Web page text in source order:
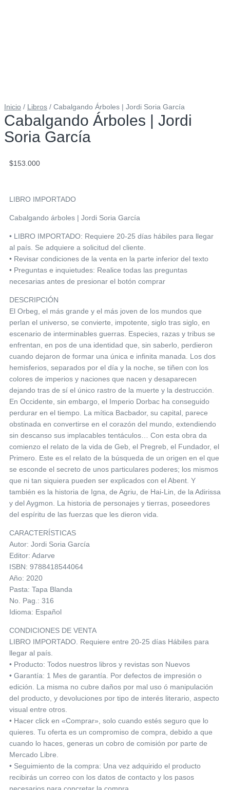
Inicio / Libros / Cabalgando Árboles | Jordi Soria García
Cabalgando Árboles | Jordi
Soria García
$153.000
LIBRO IMPORTADO
Cabalgando árboles | Jordi Soria García
• LIBRO IMPORTADO: Requiere 20-25 días hábiles para llegar
al país. Se adquiere a solicitud del cliente.
• Revisar condiciones de la venta en la parte inferior del texto
• Preguntas e inquietudes: Realice todas las preguntas
necesarias antes de presionar el botón comprar
DESCRIPCIÓN
El Orbeg, el más grande y el más joven de los mundos que
perlan el universo, se convierte, impotente, siglo tras siglo, en
escenario de interminables guerras. Especies, razas y tribus se
enfrentan, en pos de una identidad que, sin saberlo, perdieron
cuando dejaron de formar una única e infinita manada. Los dos
hemisferios, separados por el día y la noche, se tiñen con los
colores de imperios y naciones que nacen y desaparecen
dejando tras de sí el único rastro de la muerte y la destrucción.
En Occidente, sin embargo, el Imperio Dorbac ha conseguido
perdurar en el tiempo. La mítica Bacbador, su capital, parece
obstinada en convertirse en el corazón del mundo, extendiendo
sin descanso sus implacables tentáculos… Con esta obra da
comienzo el relato de la vida de Geb, el Pregreb, el Fundador, el
Primero. Este es el relato de la búsqueda de un origen en el que
se esconde el secreto de unos particulares poderes; los mismos
que ni tan siquiera pueden ser explicados con el Abent. Y
también es la historia de Igna, de Agriu, de Hai-Lin, de la Adirissa
y del Aygmon. La historia de personajes y tierras, poseedores
del espíritu de las fuerzas que les dieron vida.
CARACTERÍSTICAS
Autor: Jordi Soria García
Editor: Adarve
ISBN: 9788418544064
Año: 2020
Pasta: Tapa Blanda
No. Pag.: 316
Idioma: Español
CONDICIONES DE VENTA
LIBRO IMPORTADO. Requiere entre 20-25 días Hábiles para
llegar al país.
• Producto: Todos nuestros libros y revistas son Nuevos
• Garantía: 1 Mes de garantía. Por defectos de impresión o
edición. La misma no cubre daños por mal uso ó manipulación
del producto, y devoluciones por tipo de interés literario, aspecto
visual entre otros.
• Hacer click en «Comprar», solo cuando estés seguro que lo
quieres. Tu oferta es un compromiso de compra, debido a que
cuando lo haces, generas un cobro de comisión por parte de
Mercado Libre.
• Seguimiento de la compra: Una vez adquirido el producto
recibirás un correo con los datos de contacto y los pasos